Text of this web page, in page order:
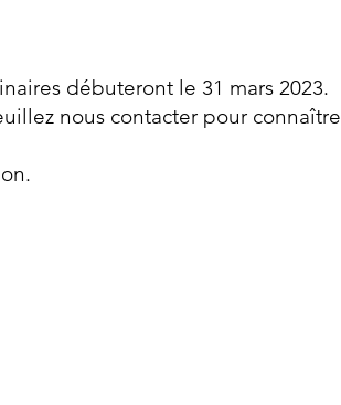
débuteront le 31 mars 2023.
nous contacter pour connaître